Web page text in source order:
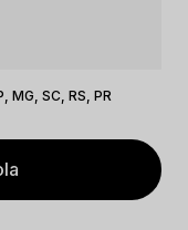
MG, SC, RS, PR